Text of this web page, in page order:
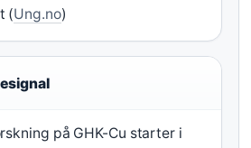
(Ung.no)
på GHK-Cu starter i